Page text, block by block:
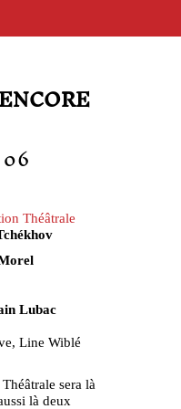
Théâtrale
Lubac
Line Wiblé
sera là
là deux